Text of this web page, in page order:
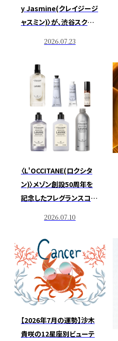
y Jasmine(クレイジージ
ャスミン)〉が、渋谷スクラ
OP UPイベントを開催
2026.07.23
〈L'OCCITANE(ロクシタ
ン)〉メゾン創設50周年を
記念したフレグランスコレ
ンド）」が登場
2026.07.10
【2026年7月の運勢】沙木
貴咲の12星座別ビューテ